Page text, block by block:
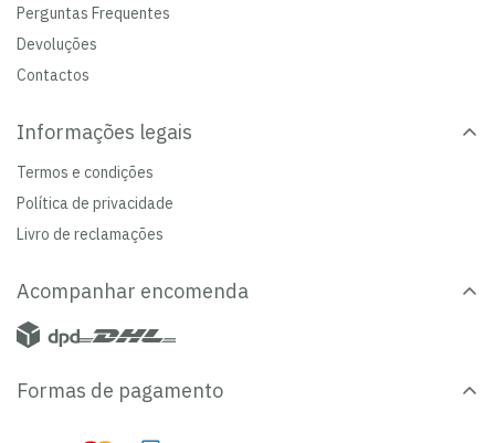
Perguntas Frequentes
Devoluções
Contactos
Informações legais
Termos e condições
Política de privacidade
Livro de reclamações
Acompanhar encomenda
Formas de pagamento